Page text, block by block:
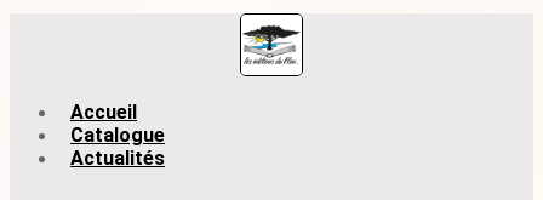
Accueil
Catalogue
Actualités